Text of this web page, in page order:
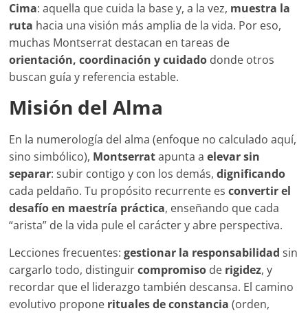
Cima: aquella que cuida la base y, a la vez, muestra la
ruta hacia una visión más amplia de la vida. Por eso,
muchas Montserrat destacan en tareas de
orientación, coordinación y cuidado donde otros
buscan guía y referencia estable.
Misión del Alma
En la numerología del alma (enfoque no calculado aquí,
sino simbólico), Montserratapunta aelevar sin
separar: subir contigo y con los demás,dignificando
cada peldaño. Tu propósito recurrente esconvertir el
desafío en maestría práctica, enseñando que cada
“arista” de la vida pule el carácter y abre perspectiva.
Lecciones frecuentes:gestionar la responsabilidad sin
cargarlo todo, distinguircompromiso de rigidez, y
recordar que el liderazgo también descansa. El camino
evolutivo propone rituales de constancia (orden,